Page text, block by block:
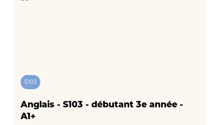
S103
Anglais - S103 - débutant 3e année -
A1+